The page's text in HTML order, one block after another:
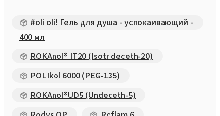
#oli oli! Гель для душа - успокаивающий -
400 мл
ROKAnol® IT20 (Isotrideceth-20)
POLIkol 6000 (PEG-135)
ROKAnol®UD5 (Undeceth-5)